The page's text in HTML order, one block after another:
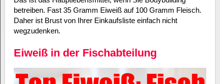
betreiben. Fast 35 Gramm Eiweiß auf 100 Gramm Fleisch.
Daher ist Brust von Ihrer Einkaufsliste einfach nicht
wegzudenken.
Eiweiß in der Fischabteilung